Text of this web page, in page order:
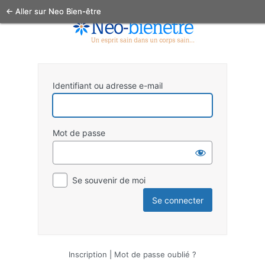
Identifiant ou adresse e-mail
Mot de passe
Se souvenir de moi
Inscription Mot de passe oublié ?
← Aller sur Neo Bien-être